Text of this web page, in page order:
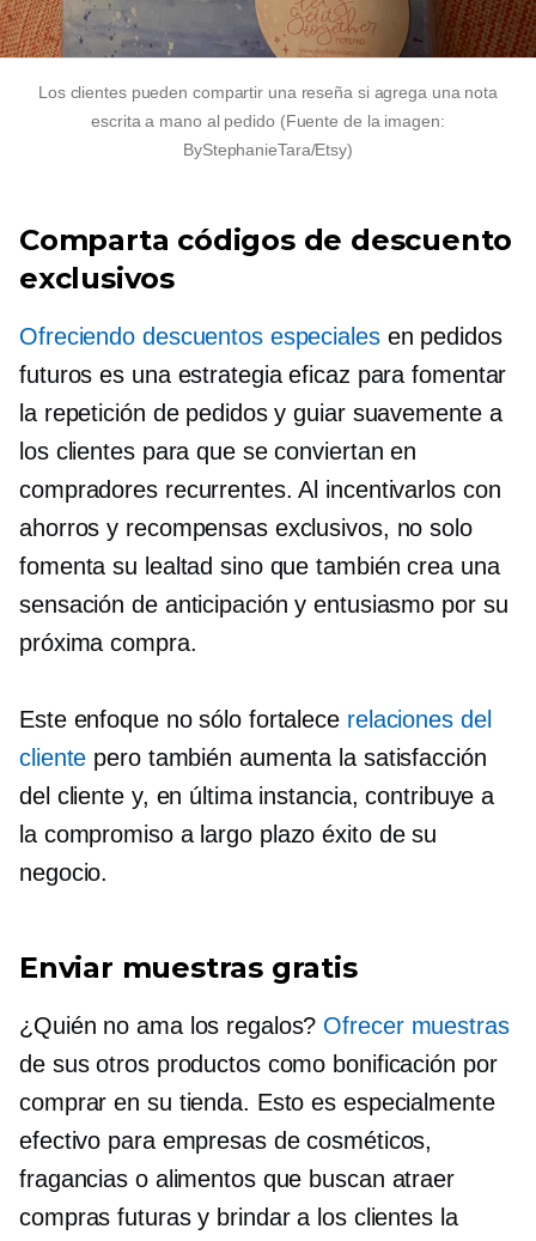
Los clientes pueden compartir una reseña si agrega una nota
escrita a mano al pedido (Fuente de la imagen:
ByStephanieTara/Etsy)
Comparta códigos de descuento
exclusivos
Ofreciendo descuentos especialesen pedidos
futuros es una estrategia eficaz para fomentar
la repetición de pedidos y guiar suavemente a
los clientes para que se conviertan en
compradores recurrentes. Al incentivarlos con
ahorros y recompensas exclusivos, no solo
fomenta su lealtad sino que también crea una
sensación de anticipación y entusiasmo por su
próxima compra.
Este enfoque no sólo fortalece relaciones del
cliente pero también aumenta la satisfacción
del cliente y, en última instancia, contribuye a
la compromiso a largo plazo éxito de su
negocio.
Enviar muestras gratis
¿Quién no ama los regalos? Ofrecer muestras
de sus otros productos como bonificación por
comprar en su tienda. Esto es especialmente
efectivo para empresas de cosméticos,
fragancias o alimentos que buscan atraer
compras futuras y brindar a los clientes la